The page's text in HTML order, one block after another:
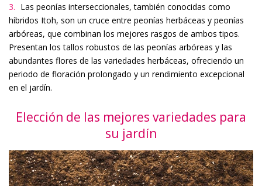
Las peonías interseccionales, también conocidas como
híbridos Itoh, son un cruce entre peonías herbáceas y peonías
arbóreas, que combinan los mejores rasgos de ambos tipos.
Presentan los tallos robustos de las peonías arbóreas y las
abundantes flores de las variedades herbáceas, ofreciendo un
periodo de floración prolongado y un rendimiento excepcional
en el jardín.
Elección de las mejores variedades para
su jardín